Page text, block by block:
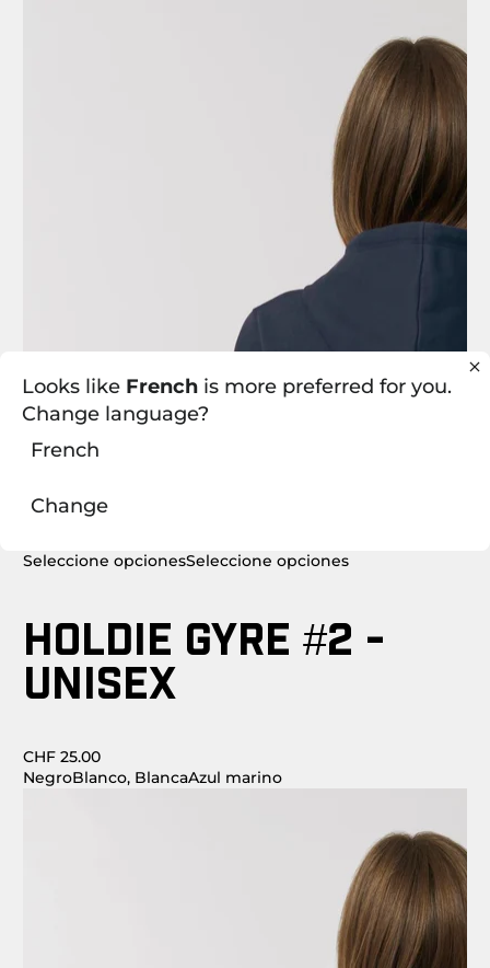
Seleccione opcionesSeleccione opciones
HOLDIE GYRE #2 -
UNISEX
CHF 25.00
NegroBlanco, BlancaAzul marino
Looks like French is more preferred for you.
Change language?
French
Change